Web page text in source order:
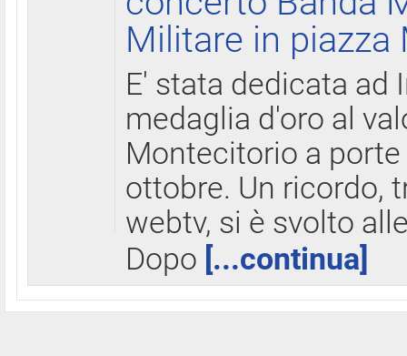
Militare in
E' stata dedicata ad
medaglia d'oro al
Montecitorio a
ottobre. Un ricordo,
webtv, si è svolto
Dopo [...continua]